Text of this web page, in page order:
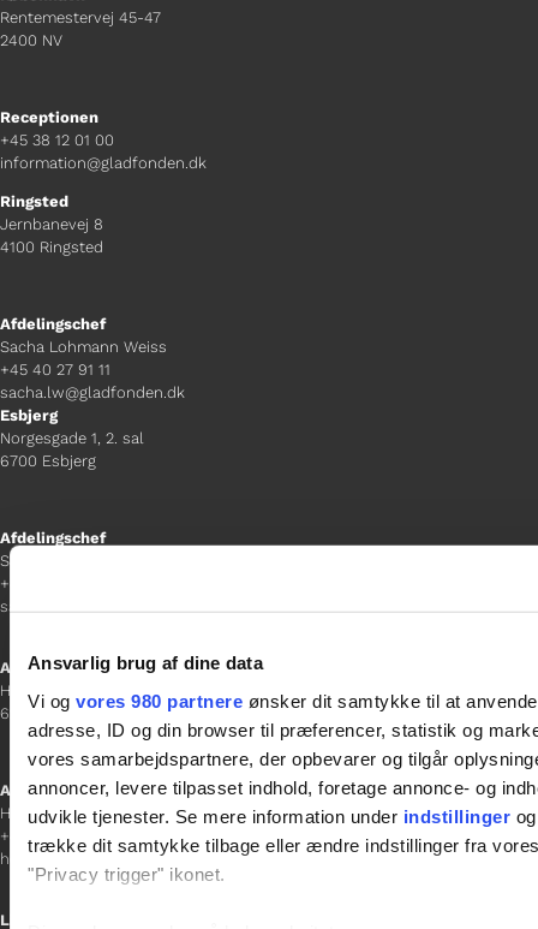
Ansvarlig brug af dine data
Vi og vores 980 partnere ønsker dit samtykke til at
adresse, ID og din browser til præferencer, statistik og
vores samarbejdspartnere, der opbevarer og tilgår
annoncer, levere tilpasset indhold, foretage annonce- og
udvikle tjenester. Se mere information under indstillinger
trække dit samtykke tilbage eller ændre indstillinger fra
"Privacy trigger" ikonet.
Rentemestervej 45-47
2400 NV
Receptionen
+45 38 12 01 00
information@gladfonden.dk
Ringsted
Jernbanevej 8
4100 Ringsted
Afdelingschef
Sacha Lohmann Weiss
+45 40 27 91 11
sacha.lw@gladfonden.dk
Esbjerg
Norgesgade 1, 2. sal
6700 Esbjerg
Afdelingschef
Sanne Hansen
+45 23 69 19 35
sanne.h@gladfonden.dk
Aabenraa
H P Hanssens Gade 23, 2.
6200 Aabenraa
Afdelingschef
Helene Teichert
+45 29 37 32 41
helene.t@gladfonden.dk
Links